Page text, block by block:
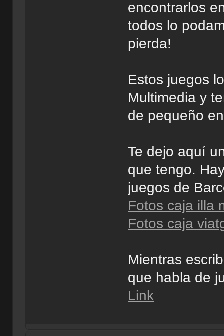
encontrarlos
todos lo
pierda!
Estos juegos
Multimedia y
de pequeño
Te dejo aquí
que tengo.
juegos de
Fotos caja illa
Fotos caja
Mientras
que habla de
Link